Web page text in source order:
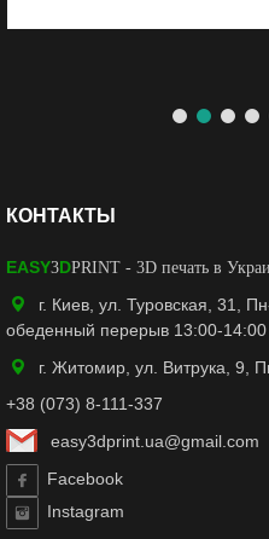
КОНТАКТЫ
EASY3DPRINT - 3D печать в
г. Киев, ул. Туровская, 31,
обеденный перерыв 13:00-14:00
г. Житомир, ул. Витрука, 9,
+38 (073) 8-111-337
easy3dprint.ua@gmail.com
Facebook
Instagram